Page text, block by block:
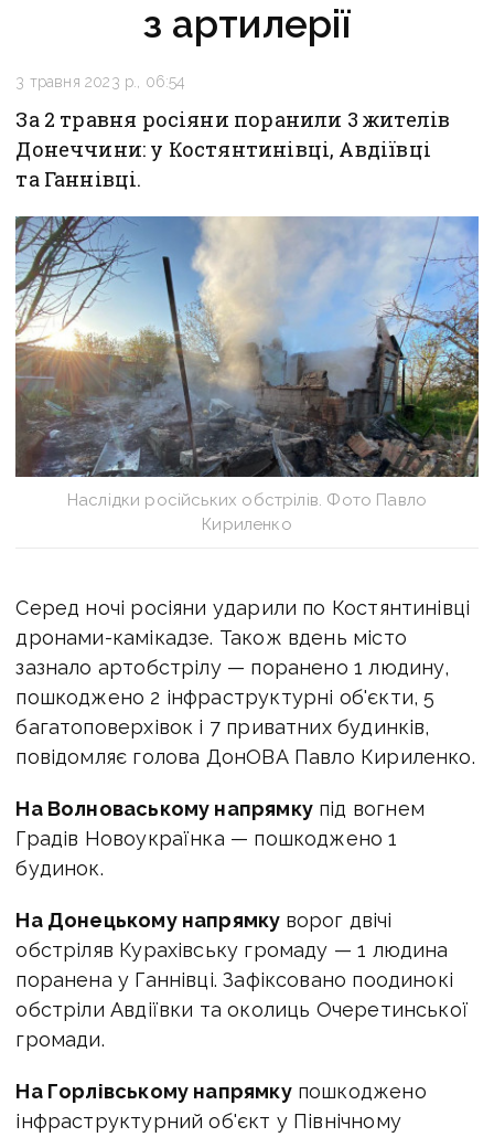
з артилерії
3 травня 2023 р., 06:54
За 2 травня росіяни поранили 3 жителів
Донеччини: у Костянтинівці, Авдіївці
та Ганнівці.
Наслідки російських обстрілів. Фото Павло
Кириленко
Серед ночі росіяни ударили по Костянтинівці
дронами-камікадзе. Також вдень місто
зазнало артобстрілу — поранено 1 людину,
пошкоджено 2 інфраструктурні об'єкти, 5
багатоповерхівок і 7 приватних будинків,
повідомляє голова ДонОВА Павло Кириленко.
На Волноваському напрямкупід вогнем
Градів Новоукраїнка — пошкоджено 1
будинок.
На Донецькому напрямку ворог двічі
обстріляв Курахівську громаду — 1 людина
поранена у Ганнівці. Зафіксовано поодинокі
обстріли Авдіївки та околиць Очеретинської
громади.
На Горлівському напрямкупошкоджено
інфраструктурний об'єкт у Північному